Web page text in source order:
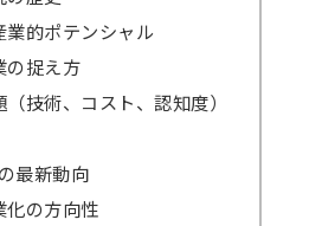
的ポテンシャル
捉え方
技術、コスト、認知度）
最新動向
の方向性